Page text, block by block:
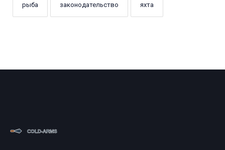
рыба законодательство яхта